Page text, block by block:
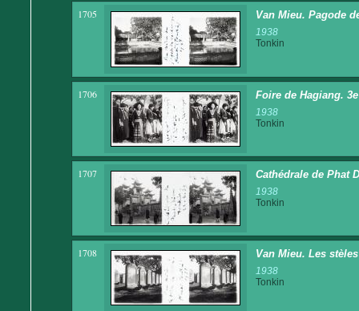
1705 Van Mieu. Pagode
1938
Tonkin
1706 Foire de Hagiang.
1938
Tonkin
1707 Cathédrale de Phat
1938
Tonkin
1708 Van Mieu. Les
1938
Tonkin